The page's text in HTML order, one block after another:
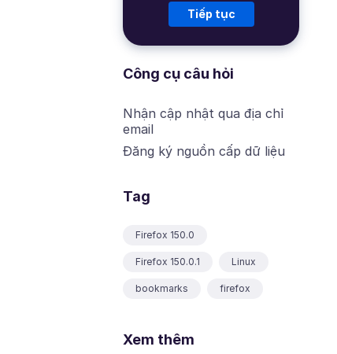
Tiếp tục
Công cụ câu hỏi
Nhận cập nhật qua địa chỉ
email
Đăng ký nguồn cấp dữ liệu
Tag
Firefox 150.0
Firefox 150.0.1 Linux
bookmarks firefox
Xem thêm